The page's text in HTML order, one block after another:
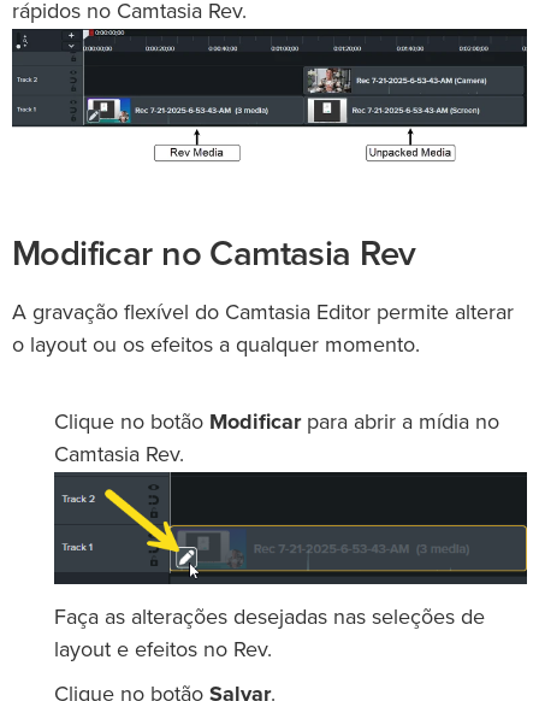
rápidos no Camtasia Rev.
Modificar no Camtasia Rev
A gravação flexível do Camtasia Editor permite alterar
o layout ou os efeitos a qualquer momento.
Clique no botão Modificarpara abrir a mídia no
Camtasia Rev.
Faça as alterações desejadas nas seleções de
layout e efeitos no Rev.
Clique no botão Salvar.